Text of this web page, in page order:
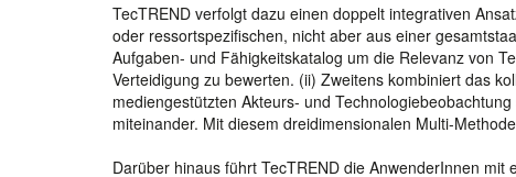
TecTREND verfolgt dazu einen doppelt integrativen
oder ressortspezifischen, nicht aber aus einer
Aufgaben- und Fähigkeitskatalog um die Relevanz von
Verteidigung zu bewerten. (ii) Zweitens kombiniert das
mediengestützten Akteurs- und
miteinander. Mit diesem dreidimensionalen Multi-
Darüber hinaus führt TecTREND die AnwenderInnen